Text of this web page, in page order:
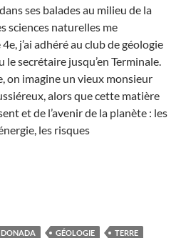
ses balades au milieu de la
sciences naturelles me
j’ai adhéré au club de géologie
secrétaire jusqu’en Terminale.
on imagine un vieux monsieur
alors que cette matière
et de l’avenir de la planète : les
les risques
suis un optimiste”
DONADA GÉOLOGIE
TERRE